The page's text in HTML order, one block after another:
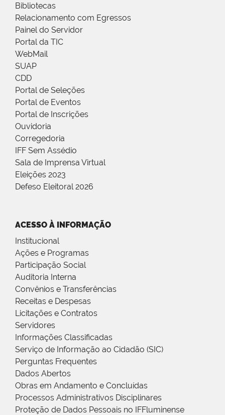
Bibliotecas
Relacionamento com Egressos
Painel do Servidor
Portal da TIC
WebMail
SUAP
CDD
Portal de Seleções
Portal de Eventos
Portal de Inscrições
Ouvidoria
Corregedoria
IFF Sem Assédio
Sala de Imprensa Virtual
Eleições 2023
Defeso Eleitoral 2026
ACESSO À INFORMAÇÃO
Institucional
Ações e Programas
Participação Social
Auditoria Interna
Convênios e Transferências
Receitas e Despesas
Licitações e Contratos
Servidores
Informações Classificadas
Serviço de Informação ao Cidadão (SIC)
Perguntas Frequentes
Dados Abertos
Obras em Andamento e Concluídas
Processos Administrativos Disciplinares
Proteção de Dados Pessoais no IFFluminense